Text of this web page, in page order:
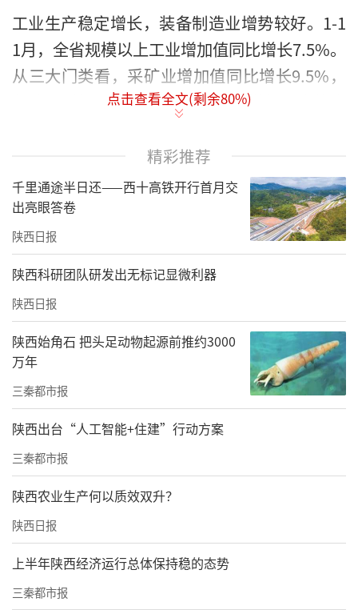
工业生产稳定增长，装备制造业增势较好。1-1
1月，全省规模以上工业增加值同比增长7.5%。
从三大门类看，采矿业增加值同比增长9.5%，
制造业增长5.4%，电力、热力、燃气及水的生
同比增长2.6%，天然气增长5.0%；太阳能电池
产量增长11.0%，变压器增长24.1%，发动机增
长47.2%。
投资结构持续优化，工业投资带动有力，同比
增长12.7%，高于全部投资增速14个百分点；
其中，制造业投资增长14.3%，工业技改投资增
长20.9%。民间投资保持增长，同比增长4.
8%，高于全部投资6.1个百分点；其中，制造业
民间投资增长11.3%,信息传输、软件和信息技
术服务业民间投资增长21.0%，交通运输、仓储
和邮政业民间投资增长36.1%。
消费市场较快增长，以旧换新政策持续显效。1-
11月，全省限额以上企业（单位）消费品零售
额同比增长8.1%，其中，商品零售额同比增长
8.7%，餐饮收入增长1.6%。基本生活类商品增
势良好，粮油、食品类商品零售额同比增长12.
6%，烟酒类增长13.0%。消费品以旧换新政策
点击查看全文(剩余80%)
精彩推荐
千里通途半日还——西十高铁开行首月交
出亮眼答卷
陕西日报
陕西科研团队研发出无标记显微利器
陕西日报
陕西始角石 把头足动物起源前推约3000
万年
三秦都市报
陕西出台“人工智能+住建”行动方案
三秦都市报
陕西农业生产何以质效双升？
陕西日报
上半年陕西经济运行总体保持稳的态势
三秦都市报